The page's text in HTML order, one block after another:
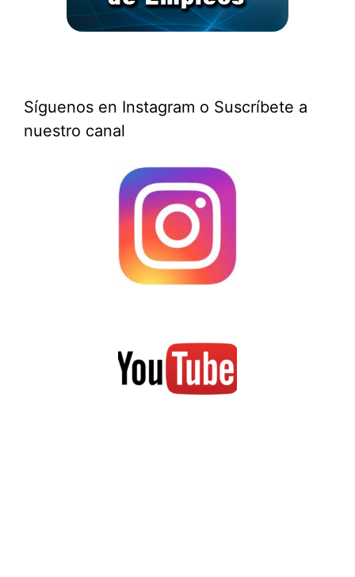
Síguenos en Instagram o Suscríbete a
nuestro canal